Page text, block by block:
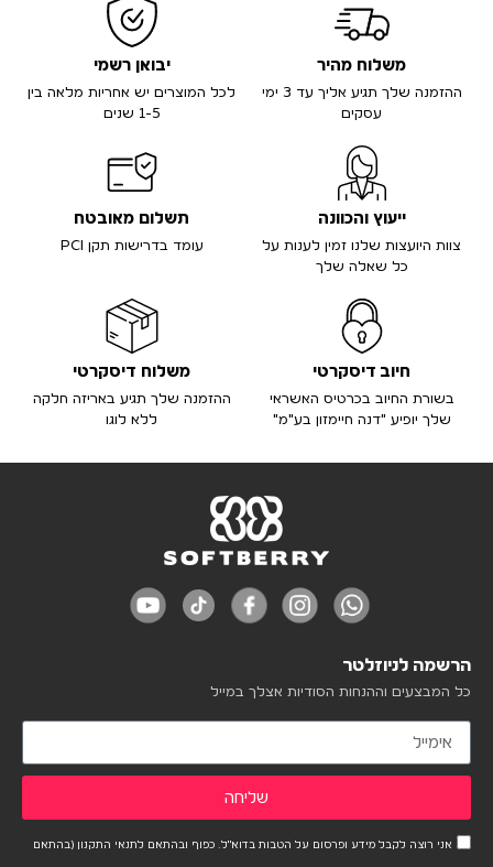
משלוח מהיר
ההזמנה שלך תגיע אליך עד 3 ימי
עסקים
יבואן רשמי
לכל המוצרים יש אחריות מלאה בין
1-5 שנים
ייעוץ והכוונה
צוות היועצות שלנו זמין לענות על
כל שאלה שלך
תשלום מאובטח
עומד בדרישות תקן PCI
חיוב דיסקרטי
בשורת החיוב בכרטיס האשראי
שלך יופיע "דנה חיימזון בע"מ"
משלוח דיסקרטי
ההזמנה שלך תגיע באריזה חלקה
ללא לוגו
הרשמה לניוזלטר
כל המבצעים וההנחות הסודיות אצלך במייל
אני רוצה לקבל מידע ופרסום על הטבות בדוא"ל. כפוף ובהתאם לתנאי התקנון (בהתאם
שליחה